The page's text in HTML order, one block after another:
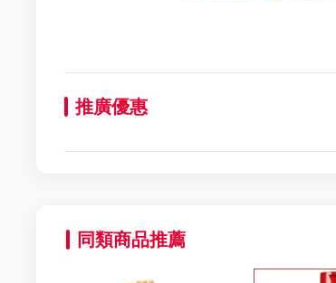
推廣優惠
同類商品推薦